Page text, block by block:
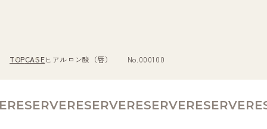
TOPCASEヒアルロン酸（唇） No.000100
RESERVERESERVERESERVERESERVE